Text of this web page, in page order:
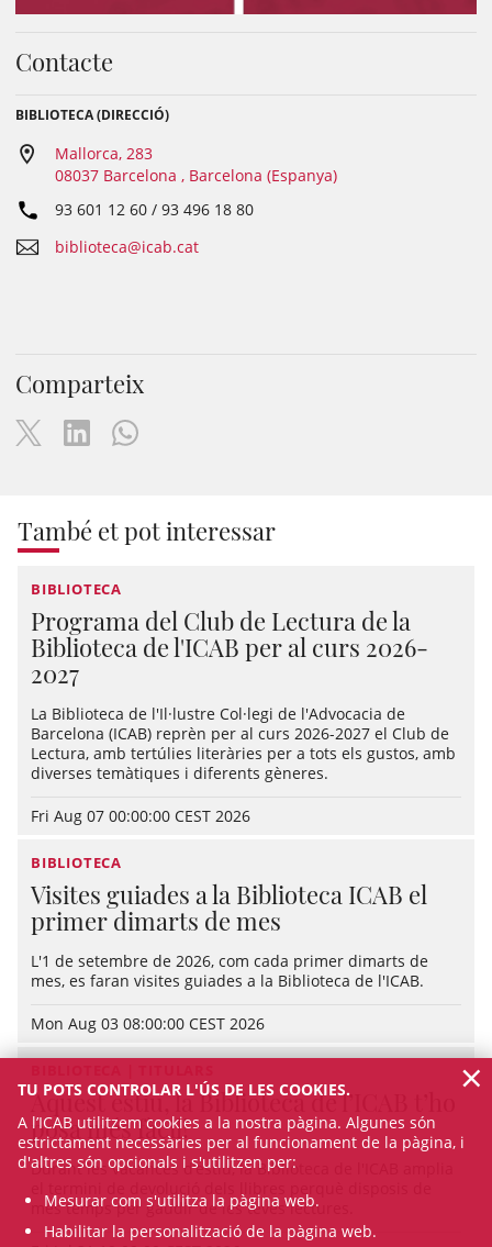
Contacte
BIBLIOTECA (DIRECCIÓ)
Mallorca, 283
08037 Barcelona , Barcelona (Espanya)
93 601 12 60 / 93 496 18 80
biblioteca@icab.cat
Comparteix
També et pot interessar
BIBLIOTECA
Programa del Club de Lectura de la
Biblioteca de l'ICAB per al curs 2026-
2027
La Biblioteca de l'Il·lustre Col·legi de l'Advocacia de
Barcelona (ICAB) reprèn per al curs 2026-2027 el Club de
Lectura, amb tertúlies literàries per a tots els gustos, amb
diverses temàtiques i diferents gèneres.
Fri Aug 07 00:00:00 CEST 2026
BIBLIOTECA
Visites guiades a la Biblioteca ICAB el
primer dimarts de mes
L'1 de setembre de 2026, com cada primer dimarts de
mes, es faran visites guiades a la Biblioteca de l'ICAB.
Mon Aug 03 08:00:00 CEST 2026
Aquest estiu, la Biblioteca de l’ICAB t’ho
posa més fàcil!
Durant les vacances d’estiu, la Biblioteca de l'ICAB amplia
més temps per gaudir de les teves lectures.
TU POTS CONTROLAR L'ÚS DE LES COOKIES.
A l’ICAB utilitzem cookies a la nostra pàgina. Algunes són
estrictament necessàries per al funcionament de la pàgina, i
d'altres són opcionals i s'utilitzen per:
Mesurar com s'utilitza la pàgina web.
Habilitar la personalització de la pàgina web.
×